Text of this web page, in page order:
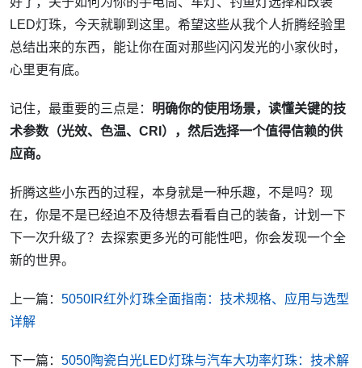
LED灯珠，今天就聊到这里。希望这些从我个人折腾经验里
总结出来的东西，能让你在面对那些闪闪发光的小家伙时，
心里更有底。
记住，最重要的三点是： 明确你的使用场景，读懂关键的技
术参数（光效、色温、CRI），然后选择一个值得信赖的供
应商。
折腾这些小东西的过程，本身就是一种乐趣，不是吗？现
在，你是不是已经迫不及待想去看看自己的装备，计划一下
下一次升级了？去探索更多光的可能性吧，你会发现一个全
新的世界。
上一篇： 5050IR红外灯珠全面指南：技术规格、应用与选型
详解
下一篇： 5050陶瓷白光LED灯珠与汽车大功率灯珠：技术解